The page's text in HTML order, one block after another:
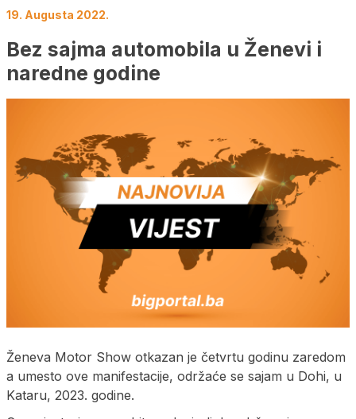
19. Augusta 2022.
Bez sajma automobila u Ženevi i
naredne godine
Ženeva Motor Show otkazan je četvrtu godinu zaredom
a umesto ove manifestacije, održaće se sajam u Dohi, u
Kataru, 2023. godine.